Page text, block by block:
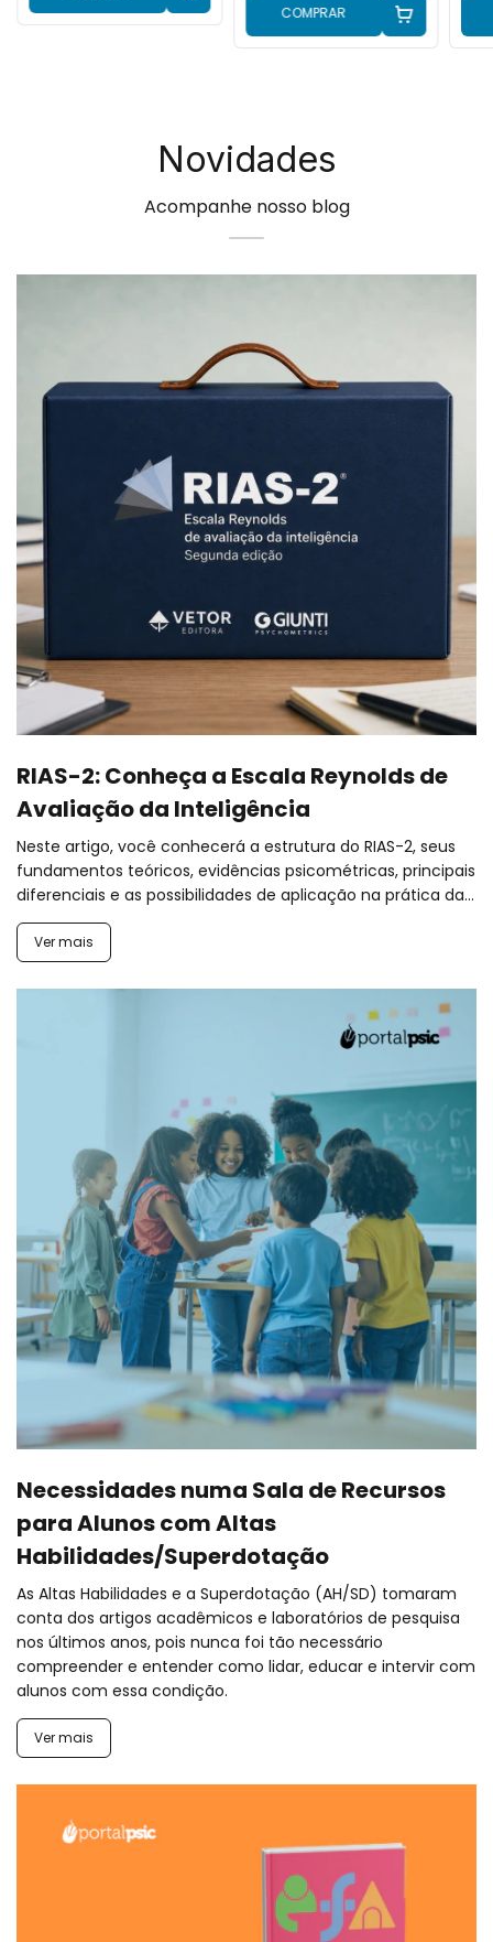
COMPRAR
Novidades
Acompanhe nosso blog
RIAS-2: Conheça a Escala Reynolds de
Avaliação da Inteligência
Neste artigo, você conhecerá a estrutura do RIAS-2, seus
fundamentos teóricos, evidências psicométricas, principais
diferenciais e as possibilidades de aplicação na prática da...
Ver mais
Necessidades numa Sala de Recursos
para Alunos com Altas
Habilidades/Superdotação
As Altas Habilidades e a Superdotação (AH/SD) tomaram
conta dos artigos acadêmicos e laboratórios de pesquisa
nos últimos anos, pois nunca foi tão necessário
compreender e entender como lidar, educar e intervir com
alunos com essa condição.
Ver mais